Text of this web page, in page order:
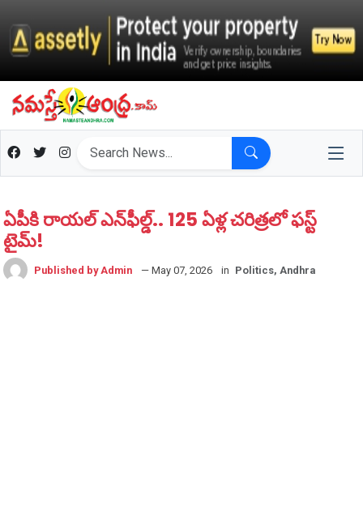
ఏపీకి రాయల్ ఎన్‌ఫీల్డ్.. 125 ఏళ్ల చరిత్రలో ఫస్ట్
టైమ్!
Published by Admin — May 07, 2026 in Politics, Andhra